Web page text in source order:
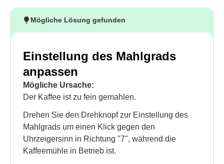
Mögliche Lösung gefunden
Einstellung des Mahlgrads
anpassen
Mögliche Ursache:
Der Kaffee ist zu fein gemahlen.
Drehen Sie den Drehknopf zur Einstellung des
Mahlgrads um einen Klick gegen den
Uhrzeigersinn in Richtung "7", während die
Kaffeemühle in Betrieb ist.